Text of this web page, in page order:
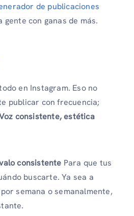
de publicaciones
gente con ganas de más.
en Instagram. Eso no
publicar con frecuencia;
consistente, estética
consistente Para que tus
buscarte. Ya sea a
semana o semanalmente,